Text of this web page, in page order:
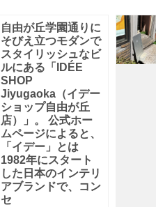
自由が丘学園通りに
そびえ立つモダンで
スタイリッシュなビ
ルにある「IDÉE
SHOP
Jiyugaoka（イデー
ショップ自由が丘
店）」。 公式ホー
ムページによると、
「イデー」とは
1982年にスタート
した日本のインテリ
アブランドで、コン
セ